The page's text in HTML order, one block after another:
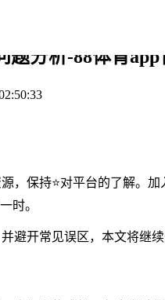
题分析-88体育
，保持⭐对平台的了解。
时。
避开常见误区，本文将继